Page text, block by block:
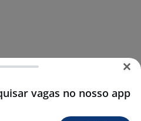
vagas no nosso app